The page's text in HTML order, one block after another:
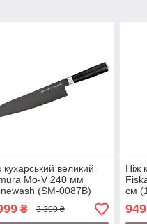
кухарський великий
Mo-V 240 мм
(SM-0087B)
₴ 3 399 ₴
Ніж
см
949